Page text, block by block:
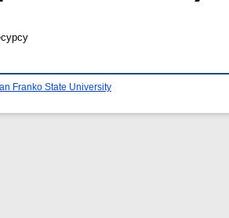
Franko State University